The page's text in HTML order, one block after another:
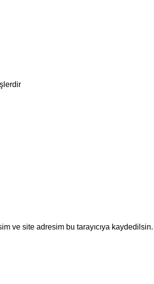
ve site adresim bu tarayıcıya kaydedilsin.